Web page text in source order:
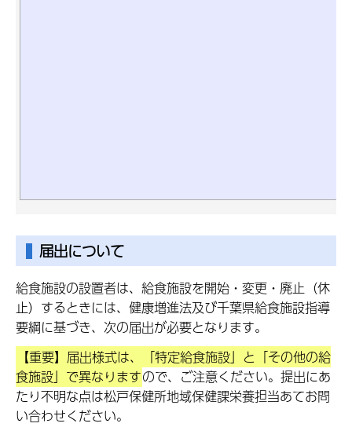
届出について
給食施設の設置者は、給食施設を開始・変更・廃止（休
止）するときには、健康増進法及び千葉県給食施設指導
要綱に基づき、次の届出が必要となります。
【重要】届出様式は、「特定給食施設」と「その他の給
食施設」で異なりますので、ご注意ください。提出にあ
たり不明な点は松戸保健所地域保健課栄養担当あてお問
い合わせください。